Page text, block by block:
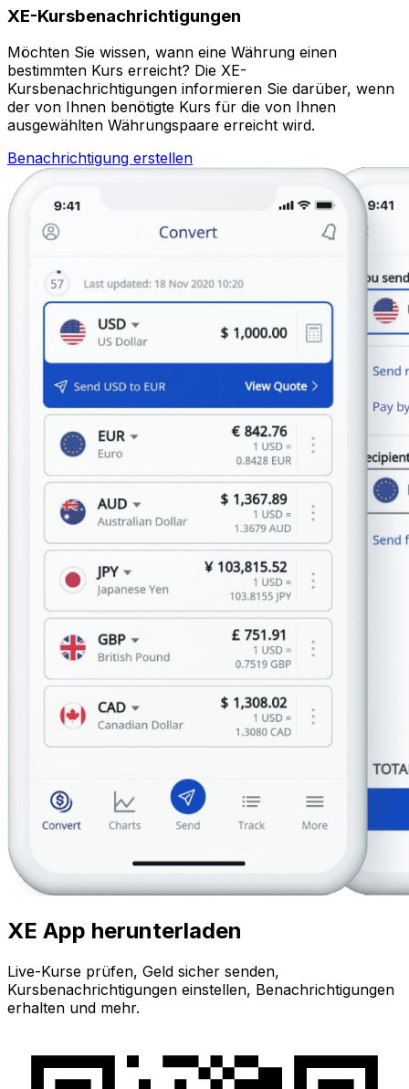
XE-Kursbenachrichtigungen
Möchten Sie wissen, wann eine Währung einen
bestimmten Kurs erreicht? Die XE-
Kursbenachrichtigungen informieren Sie darüber, wenn
der von Ihnen benötigte Kurs für die von Ihnen
ausgewählten Währungspaare erreicht wird.
Benachrichtigung erstellen
XE App herunterladen
Live-Kurse prüfen, Geld sicher senden,
Kursbenachrichtigungen einstellen, Benachrichtigungen
erhalten und mehr.